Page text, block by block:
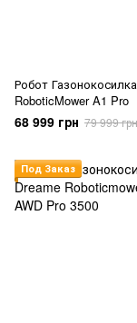
Робот
RoboticMower A1 Pro
68 999 грн 79 999 грн
Под Заказ